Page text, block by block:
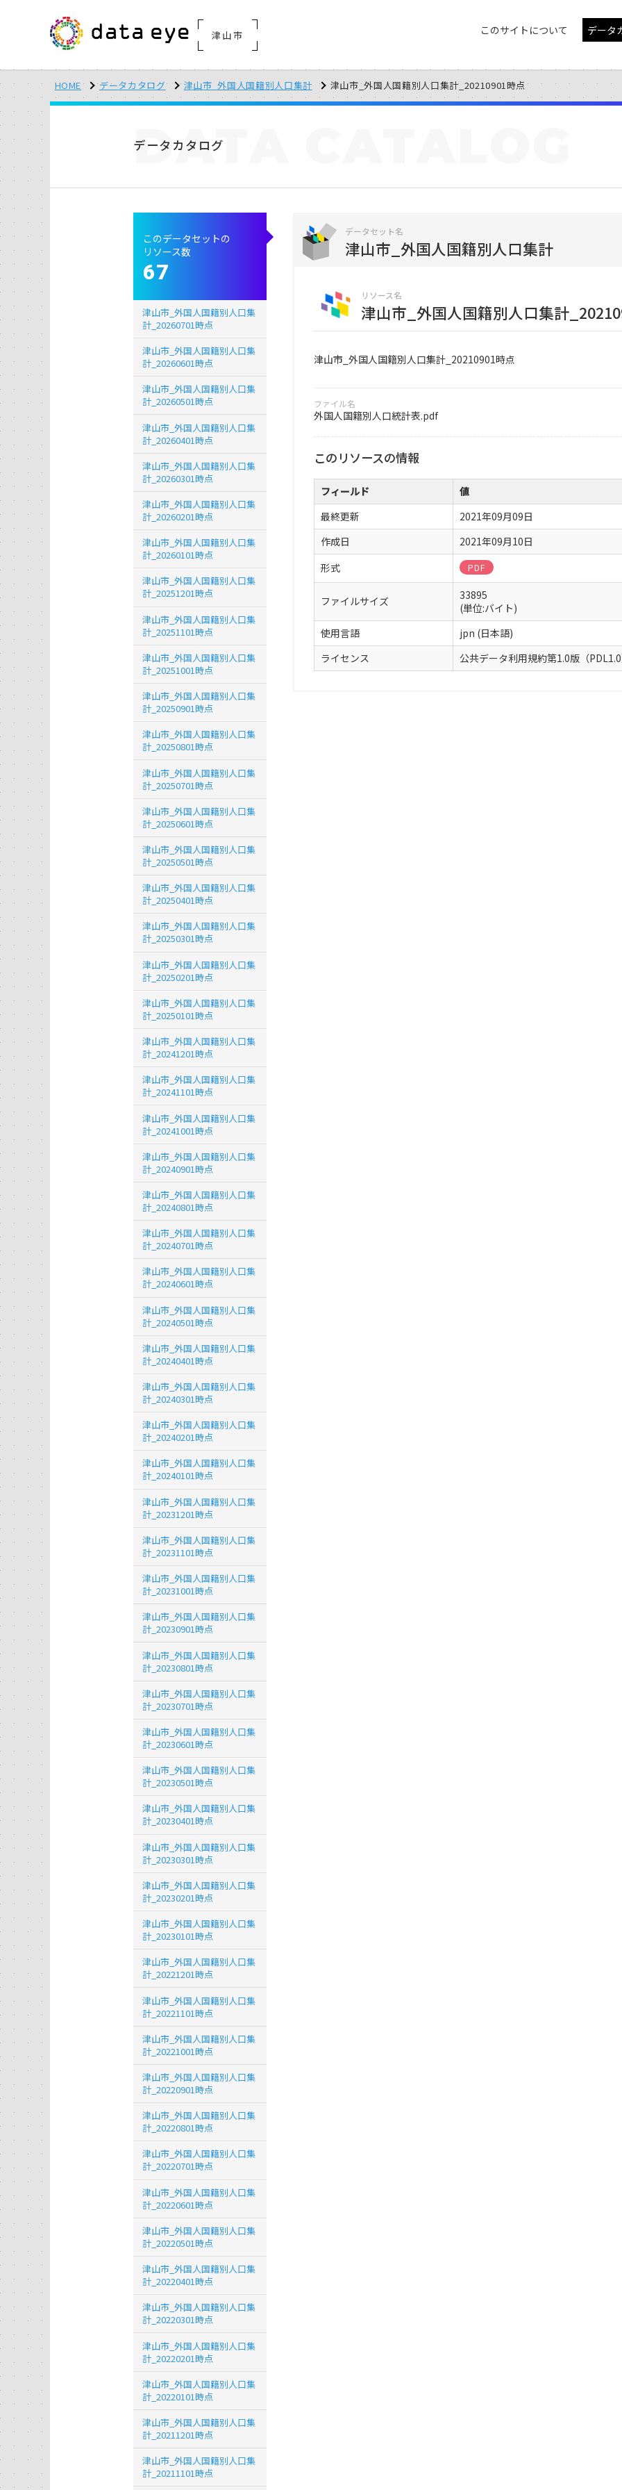
津山市 このサイトについて データ
HOME データカタログ 津山市_外国人国籍別人口集計 津山市_外国人国籍別人口集計_20210901時点
データカタログ
DATA
データセット名
津山市_外国人国籍別人口集計
リソース名
津山市_外国人国籍別人口集計
津山市_外国人国籍別人口集計_20210901時点
ファイル名
外国人国籍別人口統計表.pdf
このリソースの情報
フィールド
値
最終更新
2021年09月09日
作成日
2021年09月10日
形式
PDF
ファイルサイズ
33895
(単位:バイト)
使用言語
jpn (日本語)
ライセンス
公共データ利用規約第1.0版（
このデータセットの
リソース数
67
津山市_外国人国籍別人口集
計_20260701時点
津山市_外国人国籍別人口集
計_20260601時点
津山市_外国人国籍別人口集
計_20260501時点
津山市_外国人国籍別人口集
計_20260401時点
津山市_外国人国籍別人口集
計_20260301時点
津山市_外国人国籍別人口集
計_20260201時点
津山市_外国人国籍別人口集
計_20260101時点
津山市_外国人国籍別人口集
計_20251201時点
津山市_外国人国籍別人口集
計_20251101時点
津山市_外国人国籍別人口集
計_20251001時点
津山市_外国人国籍別人口集
計_20250901時点
津山市_外国人国籍別人口集
計_20250801時点
津山市_外国人国籍別人口集
計_20250701時点
津山市_外国人国籍別人口集
計_20250601時点
津山市_外国人国籍別人口集
計_20250501時点
津山市_外国人国籍別人口集
計_20250401時点
津山市_外国人国籍別人口集
計_20250301時点
津山市_外国人国籍別人口集
計_20250201時点
津山市_外国人国籍別人口集
計_20250101時点
津山市_外国人国籍別人口集
計_20241201時点
津山市_外国人国籍別人口集
計_20241101時点
津山市_外国人国籍別人口集
計_20241001時点
津山市_外国人国籍別人口集
計_20240901時点
津山市_外国人国籍別人口集
計_20240801時点
津山市_外国人国籍別人口集
計_20240701時点
津山市_外国人国籍別人口集
計_20240601時点
津山市_外国人国籍別人口集
計_20240501時点
津山市_外国人国籍別人口集
計_20240401時点
津山市_外国人国籍別人口集
計_20240301時点
津山市_外国人国籍別人口集
計_20240201時点
津山市_外国人国籍別人口集
計_20240101時点
津山市_外国人国籍別人口集
計_20231201時点
津山市_外国人国籍別人口集
計_20231101時点
津山市_外国人国籍別人口集
計_20231001時点
津山市_外国人国籍別人口集
計_20230901時点
津山市_外国人国籍別人口集
計_20230801時点
津山市_外国人国籍別人口集
計_20230701時点
津山市_外国人国籍別人口集
計_20230601時点
津山市_外国人国籍別人口集
計_20230501時点
津山市_外国人国籍別人口集
計_20230401時点
津山市_外国人国籍別人口集
計_20230301時点
津山市_外国人国籍別人口集
計_20230201時点
津山市_外国人国籍別人口集
計_20230101時点
津山市_外国人国籍別人口集
計_20221201時点
津山市_外国人国籍別人口集
計_20221101時点
津山市_外国人国籍別人口集
計_20221001時点
津山市_外国人国籍別人口集
計_20220901時点
津山市_外国人国籍別人口集
計_20220801時点
津山市_外国人国籍別人口集
計_20220701時点
津山市_外国人国籍別人口集
計_20220601時点
津山市_外国人国籍別人口集
計_20220501時点
津山市_外国人国籍別人口集
計_20220401時点
津山市_外国人国籍別人口集
計_20220301時点
津山市_外国人国籍別人口集
計_20220201時点
津山市_外国人国籍別人口集
計_20220101時点
津山市_外国人国籍別人口集
計_20211201時点
津山市_外国人国籍別人口集
計_20211101時点